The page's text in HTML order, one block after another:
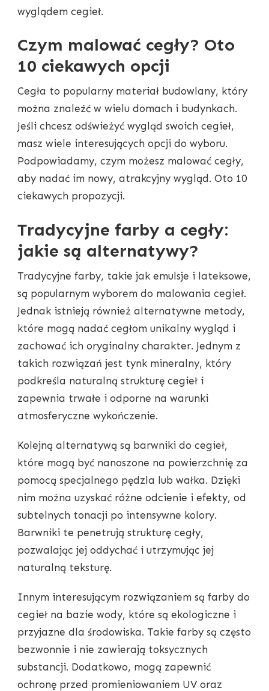
wyglądem cegieł.
Czym malować cegły? Oto
10 ciekawych opcji
Cegła to popularny materiał budowlany, który
można znaleźć w wielu domach i budynkach.
Jeśli chcesz odświeżyć wygląd swoich cegieł,
masz wiele interesujących opcji do wyboru.
Podpowiadamy, czym możesz malować cegły,
aby nadać im nowy, atrakcyjny wygląd. Oto 10
ciekawych propozycji.
Tradycyjne farby a cegły:
jakie są alternatywy?
Tradycyjne farby, takie jak emulsje i lateksowe,
są popularnym wyborem do malowania cegieł.
Jednak istnieją również alternatywne metody,
które mogą nadać cegłom unikalny wygląd i
zachować ich oryginalny charakter. Jednym z
takich rozwiązań jest tynk mineralny, który
podkreśla naturalną strukturę cegieł i
zapewnia trwałe i odporne na warunki
atmosferyczne wykończenie.
Kolejną alternatywą są barwniki do cegieł,
które mogą być nanoszone na powierzchnię za
pomocą specjalnego pędzla lub wałka. Dzięki
nim można uzyskać różne odcienie i efekty, od
subtelnych tonacji po intensywne kolory.
Barwniki te penetrują strukturę cegły,
pozwalając jej oddychać i utrzymując jej
naturalną teksturę.
Innym interesującym rozwiązaniem są farby do
cegieł na bazie wody, które są ekologiczne i
przyjazne dla środowiska. Takie farby są często
bezwonnie i nie zawierają toksycznych
substancji. Dodatkowo, mogą zapewnić
ochronę przed promieniowaniem UV oraz